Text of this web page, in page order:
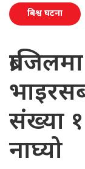
बिश्व घटना
संख्या
नाघ्यो